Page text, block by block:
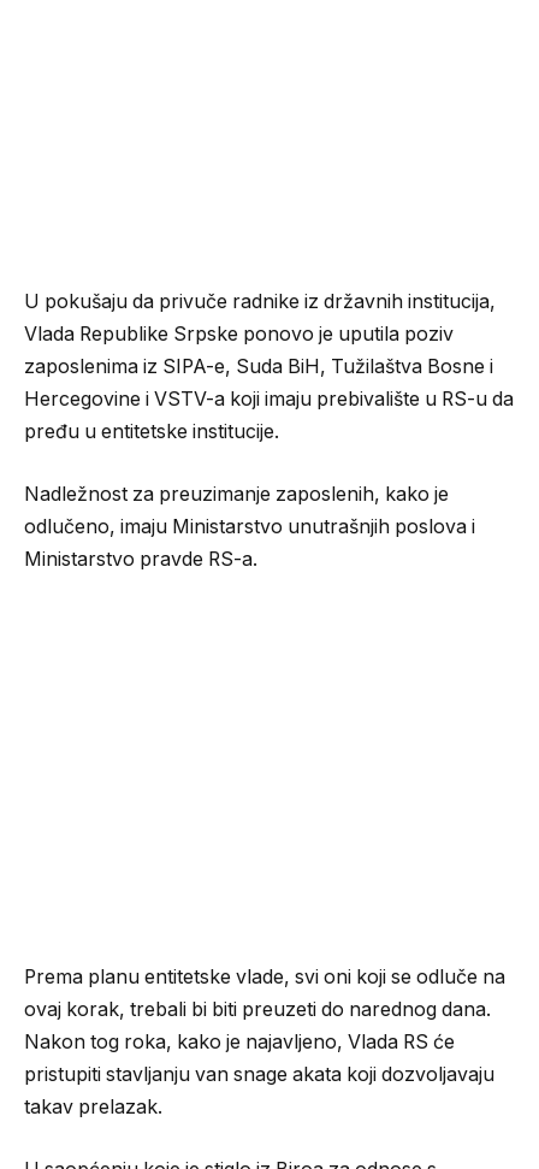
U pokušaju da privuče radnike iz državnih institucija,
Vlada Republike Srpske ponovo je uputila poziv
zaposlenima iz SIPA-e, Suda BiH, Tužilaštva Bosne i
Hercegovine i VSTV-a koji imaju prebivalište u RS-u da
pređu u entitetske institucije.
Nadležnost za preuzimanje zaposlenih, kako je
odlučeno, imaju Ministarstvo unutrašnjih poslova i
Ministarstvo pravde RS-a.
Prema planu entitetske vlade, svi oni koji se odluče na
ovaj korak, trebali bi biti preuzeti do narednog dana.
Nakon tog roka, kako je najavljeno, Vlada RS će
pristupiti stavljanju van snage akata koji dozvoljavaju
takav prelazak.